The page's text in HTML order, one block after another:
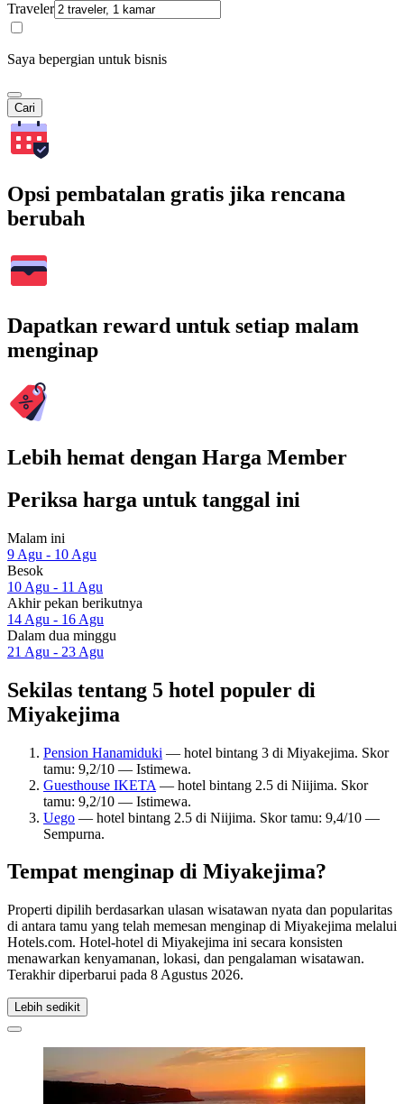
Traveler
Saya bepergian untuk bisnis
Cari
Opsi pembatalan gratis jika rencana
berubah
Dapatkan reward untuk setiap malam
menginap
Lebih hemat dengan Harga Member
Periksa harga untuk tanggal ini
Malam ini
9 Agu - 10 Agu
Besok
10 Agu - 11 Agu
Akhir pekan berikutnya
14 Agu - 16 Agu
Dalam dua minggu
21 Agu - 23 Agu
Sekilas tentang 5 hotel populer di
Miyakejima
Pension Hanamiduki — hotel bintang 3 di Miyakejima. Skor
tamu: 9,2/10 — Istimewa.
Guesthouse IKETA — hotel bintang 2.5 di Niijima. Skor
tamu: 9,2/10 — Istimewa.
Uego — hotel bintang 2.5 di Niijima. Skor tamu: 9,4/10 —
Sempurna.
Tempat menginap di Miyakejima?
Properti dipilih berdasarkan ulasan wisatawan nyata dan popularitas
di antara tamu yang telah memesan menginap di Miyakejima melalui
Hotels.com. Hotel-hotel di Miyakejima ini secara konsisten
menawarkan kenyamanan, lokasi, dan pengalaman wisatawan.
Terakhir diperbarui pada 8 Agustus 2026.
Lebih sedikit